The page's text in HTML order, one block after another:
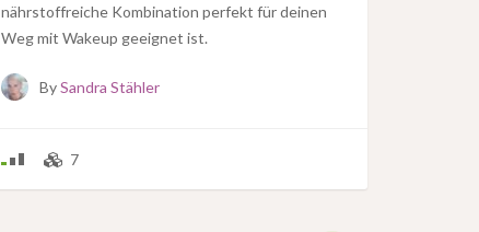
nährstoffreiche Kombination perfekt für deinen
Weg mit Wakeup geeignet ist.
BySandra Stähler
7